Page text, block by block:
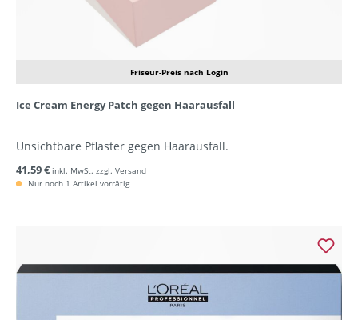
Friseur-Preis nach Login
Ice Cream Energy Patch gegen Haarausfall
Unsichtbare Pflaster gegen Haarausfall.
41,59 € inkl. MwSt. zzgl. Versand
Nur noch 1 Artikel vorrätig